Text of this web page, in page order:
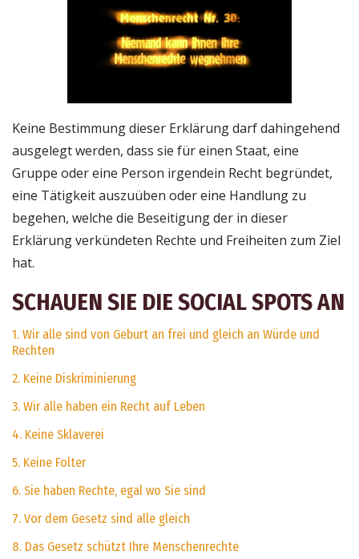
Keine Bestimmung dieser Erklärung darf dahingehend
ausgelegt werden, dass sie für einen Staat, eine
Gruppe oder eine Person irgendein Recht begründet,
eine Tätigkeit auszuüben oder eine Handlung zu
begehen, welche die Beseitigung der in dieser
Erklärung verkündeten Rechte und Freiheiten zum Ziel
hat.
SCHAUEN SIE DIE SOCIAL SPOTS AN
1. Wir alle sind von Geburt an frei und gleich an Würde und
Rechten
2. Keine Diskriminierung
3. Wir alle haben ein Recht auf Leben
4. Keine Sklaverei
5. Keine Folter
6. Sie haben Rechte, egal wo Sie sind
7. Vor dem Gesetz sind alle gleich
8. Das Gesetz schützt Ihre Menschenrechte